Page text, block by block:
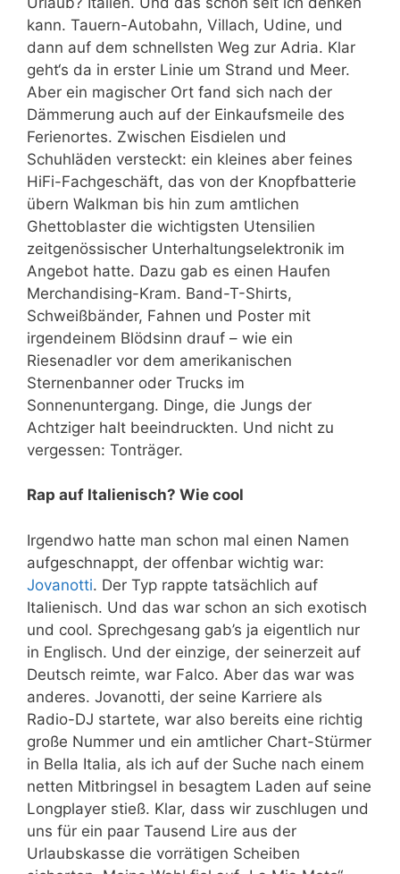
kann. Tauern-Autobahn, Villach, Udine, und
dann auf dem schnellsten Weg zur Adria. Klar
geht‘s da in erster Linie um Strand und Meer.
Aber ein magischer Ort fand sich nach der
Dämmerung auch auf der Einkaufsmeile des
Ferienortes. Zwischen Eisdielen und
Schuhläden versteckt: ein kleines aber feines
HiFi-Fachgeschäft, das von der Knopfbatterie
übern Walkman bis hin zum amtlichen
Ghettoblaster die wichtigsten Utensilien
zeitgenössischer Unterhaltungselektronik im
Angebot hatte. Dazu gab es einen Haufen
Merchandising-Kram. Band-T-Shirts,
Schweißbänder, Fahnen und Poster mit
irgendeinem Blödsinn drauf – wie ein
Riesenadler vor dem amerikanischen
Sternenbanner oder Trucks im
Sonnenuntergang. Dinge, die Jungs der
Achtziger halt beeindruckten. Und nicht zu
vergessen: Tonträger.
Rap auf Italienisch? Wie cool
Irgendwo hatte man schon mal einen Namen
aufgeschnappt, der offenbar wichtig war:
Jovanotti. Der Typ rappte tatsächlich auf
Italienisch. Und das war schon an sich exotisch
und cool. Sprechgesang gab’s ja eigentlich nur
in Englisch. Und der einzige, der seinerzeit auf
Deutsch reimte, war Falco. Aber das war was
anderes. Jovanotti, der seine Karriere als
Radio-DJ startete, war also bereits eine richtig
große Nummer und ein amtlicher Chart-Stürmer
in Bella Italia, als ich auf der Suche nach einem
netten Mitbringsel in besagtem Laden auf seine
Longplayer stieß. Klar, dass wir zuschlugen und
uns für ein paar Tausend Lire aus der
Urlaubskasse die vorrätigen Scheiben